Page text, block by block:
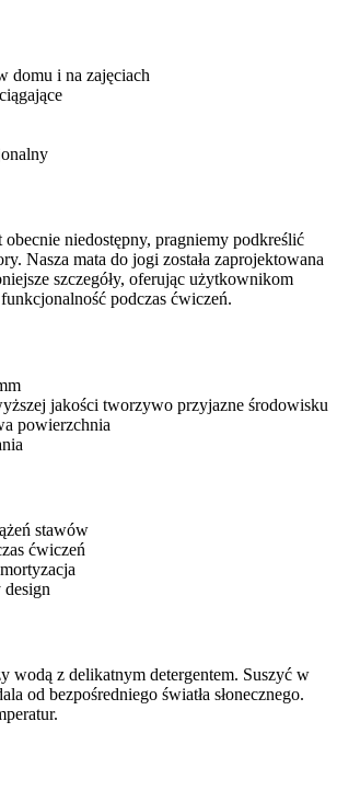
domu i na zajęciach
niedostępny, pragniemy podkreślić
Nasza mata do jogi została zaprojektowana
szczegóły, oferując użytkownikom
podczas ćwiczeń.
jakości tworzywo przyjazne środowisku
powierzchnia
stawów
ćwiczeń
wodą z delikatnym detergentem. Suszyć w
od bezpośredniego światła słonecznego.